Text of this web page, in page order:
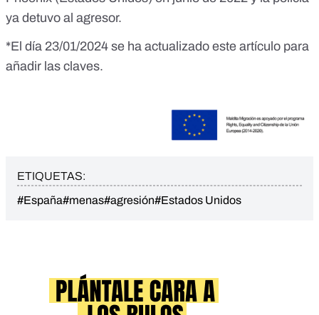
ya detuvo al agresor.
*El día 23/01/2024 se ha actualizado este artículo para
añadir las claves.
ETIQUETAS:
#España#menas#agresión#Estados Unidos